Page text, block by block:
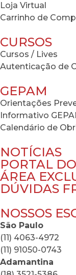
Loja Virtual
Carrinho de
CURSOS
Cursos / Lives
Autenticação de
GEPAM
Orientações
Informativo
Calendário de
NOTÍCIAS
PORTAL
ÁREA
DÚVIDAS
NOSSOS
São Paulo
(11) 4063-4972
(11) 91050-0743
Adamantina